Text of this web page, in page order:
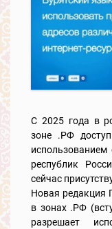
С 2025 года в
зоне .РФ
республик
сейчас
Новая редакция
в зонах .РФ
разрешает